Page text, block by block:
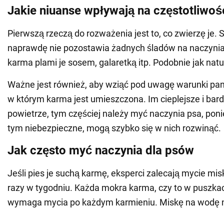
Jakie niuanse wpływają na
Pierwszą rzeczą do rozważenia jest to, co zwierzę je.
naprawdę nie pozostawia żadnych śladów na
karma plami je sosem, galaretką itp. Podobnie jak
Ważne jest również, aby wziąć pod uwagę warunki
w którym karma jest umieszczona. Im cieplejsze i
powietrze, tym częściej należy myć naczynia psa,
tym niebezpieczne, mogą szybko się w nich rozwinąć.
Jak często myć naczynia dla psów
Jeśli pies je suchą karmę, eksperci zalecają mycie
razy w tygodniu. Każda mokra karma, czy to w
wymaga mycia po każdym karmieniu. Miskę na wodę